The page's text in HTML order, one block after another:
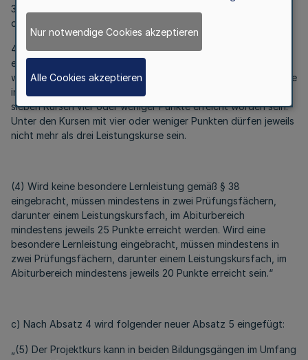
3. Die Kursergebnisse der beiden Leistungskurse gehen in
doppelter Gewichtung in die Gesamtqualifikation ein.
4. Werden 28 bis 32 Kurse in die Gesamtqualifikation
eingebracht, dürfen in höchstens sechs Kursen vier oder
weniger Punkte erreicht worden sein. Werden 33 oder 34 Kurse
in die Gesamtqualifikation eingebracht, dürfen in höchstens
sieben Kursen vier oder weniger Punkte erreicht worden sein.
Unter den Kursen mit vier oder weniger Punkten dürfen jeweils
nicht mehr als drei Leistungskurse sein.
(4) Wird keine besondere Lernleistung gemäß § 38
eingebracht, müssen mindestens in zwei Prüfungsfächern,
darunter einem Leistungskursfach, im Abiturbereich
mindestens jeweils 25 Punkte erreicht werden. Wird eine
besondere Lernleistung eingebracht, müssen mindestens in
zwei Prüfungsfächern, darunter einem Leistungskursfach, im
Abiturbereich mindestens jeweils 20 Punkte erreicht sein.“
c) Nach Absatz 4 wird folgender neuer Absatz 5 eingefügt:
„(5) Der Projektkurs kann in beiden Bildungsgängen im Umfang
Nur notwendige Cookies akzeptieren
Alle Cookies akzeptieren